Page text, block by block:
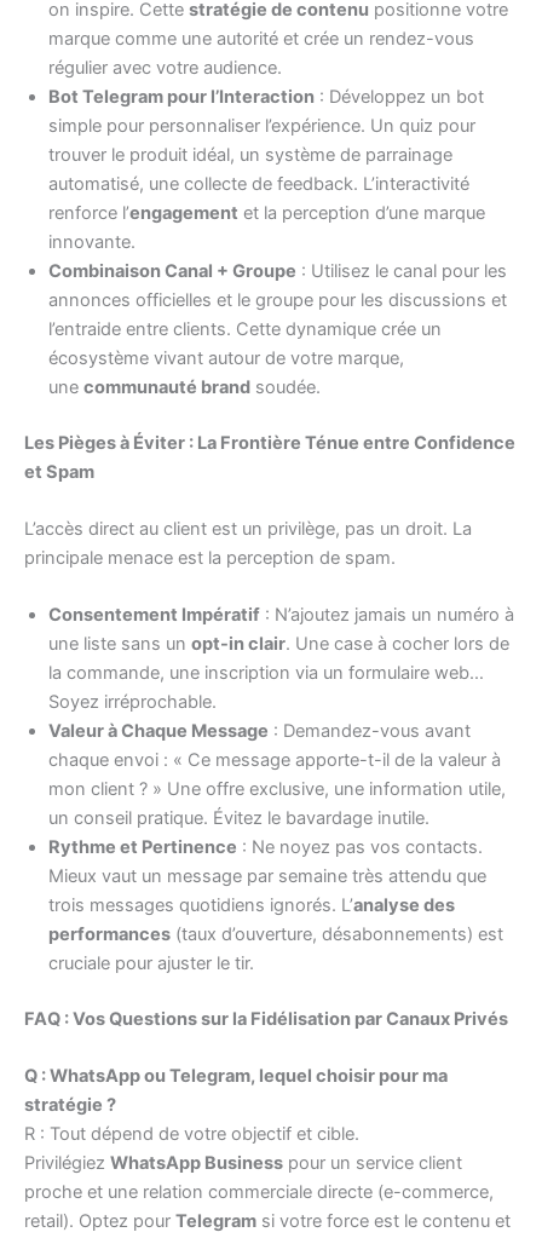
on inspire. Cette stratégie de contenu positionne votre
marque comme une autorité et crée un rendez-vous
régulier avec votre audience.
Bot Telegram pour l’Interaction : Développez un bot
simple pour personnaliser l’expérience. Un quiz pour
trouver le produit idéal, un système de parrainage
automatisé, une collecte de feedback. L’interactivité
renforce l’engagement et la perception d’une marque
innovante.
Combinaison Canal + Groupe : Utilisez le canal pour les
annonces officielles et le groupe pour les discussions et
l’entraide entre clients. Cette dynamique crée un
écosystème vivant autour de votre marque,
une communauté brand soudée.
Les Pièges à Éviter : La Frontière Ténue entre Confidence
et Spam
L’accès direct au client est un privilège, pas un droit. La
principale menace est la perception de spam.
Consentement Impératif : N’ajoutez jamais un numéro à
une liste sans un opt-in clair. Une case à cocher lors de
la commande, une inscription via un formulaire web…
Soyez irréprochable.
Valeur à Chaque Message : Demandez-vous avant
chaque envoi : « Ce message apporte-t-il de la valeur à
mon client ? » Une offre exclusive, une information utile,
un conseil pratique. Évitez le bavardage inutile.
Rythme et Pertinence : Ne noyez pas vos contacts.
Mieux vaut un message par semaine très attendu que
trois messages quotidiens ignorés. L’analyse des
performances (taux d’ouverture, désabonnements) est
cruciale pour ajuster le tir.
FAQ : Vos Questions sur la Fidélisation par Canaux Privés
Q : WhatsApp ou Telegram, lequel choisir pour ma
stratégie ?
R : Tout dépend de votre objectif et cible.
Privilégiez WhatsApp Business pour un service client
proche et une relation commerciale directe (e-commerce,
retail). Optez pour Telegram si votre force est le contenu et